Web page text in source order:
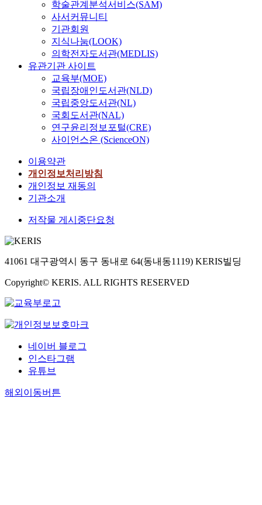
학술관계분석서비스(SAM)
사서커뮤니티
기관회원
지식나눔(LOOK)
의학전자도서관(MEDLIS)
유관기관 사이트
교육부(MOE)
국립장애인도서관(NLD)
국립중앙도서관(NL)
국회도서관(NAL)
연구윤리정보포털(CRE)
사이언스온 (ScienceON)
이용약관
개인정보처리방침
개인정보 재동의
기관소개
저작물 게시중단요청
41061 대구광역시 동구 동내로 64(동내동1119) KERIS빌딩
Copyright© KERIS. ALL RIGHTS RESERVED
네이버 블로그
인스타그램
유튜브
해외이동버튼